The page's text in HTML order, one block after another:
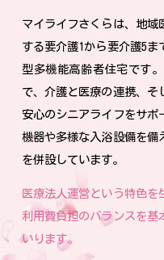
マイライフさくらは、地域
する要介護1から要介護5ま
型多機能高齢者住宅です。
で、介護と医療の連携、そ
安心のシニアライフをサポ
機器や多様な入浴設備を備
を併設しています。
医療法人運営という特色を
利用費負担のバランスを基
いります。